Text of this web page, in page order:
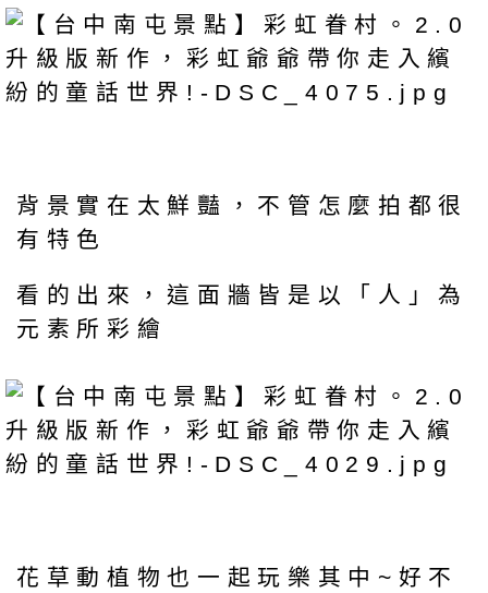
背景實在太鮮豔，不管怎麼拍都很
有特色
看的出來，這面牆皆是以「人」為
元素所彩繪
花草動植物也一起玩樂其中~好不